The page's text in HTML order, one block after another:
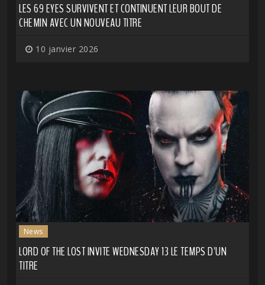
LES 69 EYES SURVIVENT ET CONTINUENT LEUR BOUT DE
CHEMIN AVEC UN NOUVEAU TITRE
10 janvier 2026
News
LORD OF THE LOST INVITE WEDNESDAY 13 LE TEMPS D'UN
TITRE